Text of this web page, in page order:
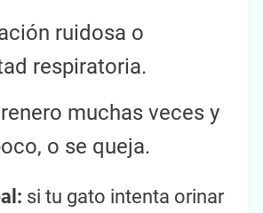
ruidosa o
respiratoria.
muchas veces y
o se queja.
si tu gato intenta orinar